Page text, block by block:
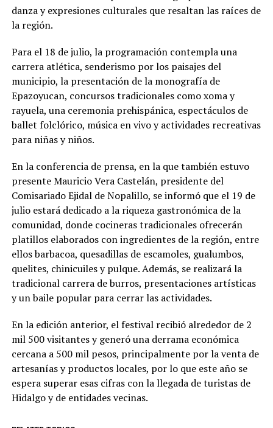
danza y expresiones culturales que resaltan las raíces de
la región.
Para el 18 de julio, la programación contempla una
carrera atlética, senderismo por los paisajes del
municipio, la presentación de la monografía de
Epazoyucan, concursos tradicionales como xoma y
rayuela, una ceremonia prehispánica, espectáculos de
ballet folclórico, música en vivo y actividades recreativas
para niñas y niños.
En la conferencia de prensa, en la que también estuvo
presente Mauricio Vera Castelán, presidente del
Comisariado Ejidal de Nopalillo, se informó que el 19 de
julio estará dedicado a la riqueza gastronómica de la
comunidad, donde cocineras tradicionales ofrecerán
platillos elaborados con ingredientes de la región, entre
ellos barbacoa, quesadillas de escamoles, gualumbos,
quelites, chinicuiles y pulque. Además, se realizará la
tradicional carrera de burros, presentaciones artísticas
y un baile popular para cerrar las actividades.
En la edición anterior, el festival recibió alrededor de 2
mil 500 visitantes y generó una derrama económica
cercana a 500 mil pesos, principalmente por la venta de
artesanías y productos locales, por lo que este año se
espera superar esas cifras con la llegada de turistas de
Hidalgo y de entidades vecinas.